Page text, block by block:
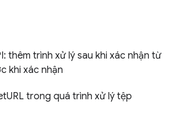
thêm trình xử lý sau khi xác nhận từ
khi xác nhận
trong quá trình xử lý tệp